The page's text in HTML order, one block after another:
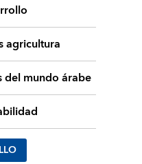
agricultura
del mundo árabe